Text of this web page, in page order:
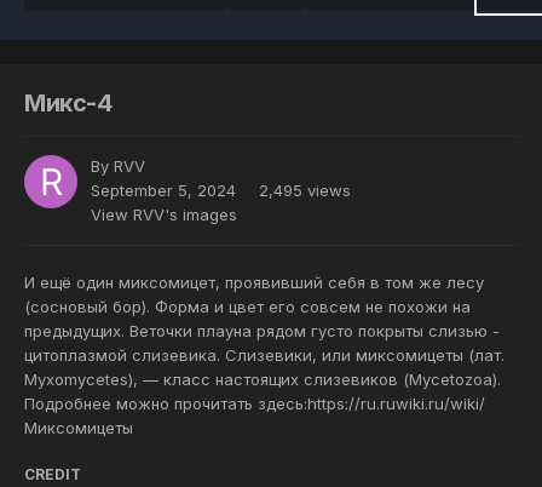
Микс-4
By RVV
September 5, 2024
2,495 views
View RVV's images
И ещё один миксомицет, проявивший себя в том же лесу
(сосновый бор). Форма и цвет его совсем не похожи на
предыдущих. Веточки плауна рядом густо покрыты слизью -
цитоплазмой слизевика. Слизевики, или миксомицеты (лат.
Myxomycetes), — класс настоящих слизевиков (Mycetozoa).
Подробнее можно прочитать здесь:https://ru.ruwiki.ru/wiki/
Миксомицеты
CREDIT